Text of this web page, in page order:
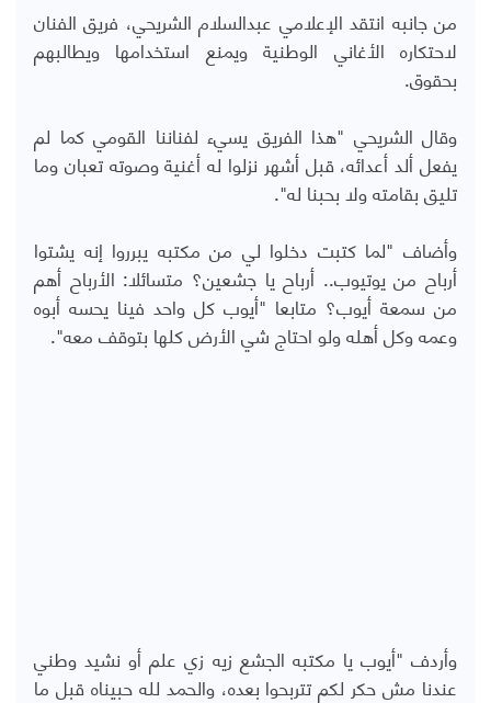
من جانبه انتقد الإعلامي عبدالسلام الشريحي، فريق الفنان
لاحتكاره الأغاني الوطنية ويمنع استخدامها ويطالبهم
بحقوق.
وقال الشريحي "هذا الفريق يسيء لفناننا القومي كما لم
يفعل ألد أعدائه، قبل أشهر نزلوا له أغنية وصوته تعبان وما
تليق بقامته ولا بحبنا له".
وأضاف "لما كتبت دخلوا لي من مكتبه يبرروا إنه يشتوا
أرباح من يوتيوب.. أرباح يا جشعين؟ متسائلا: الأرباح أهم
من سمعة أيوب؟ متابعا "أيوب كل واحد فينا يحسه أبوه
وعمه وكل أهله ولو احتاج شي الأرض كلها بتوقف معه".
وأردف "أيوب يا مكتبه الجشع زيه زي علم أو نشيد وطني
عندنا مش حكر لكم تتربحوا بعده، والحمد لله حبيناه قبل ما